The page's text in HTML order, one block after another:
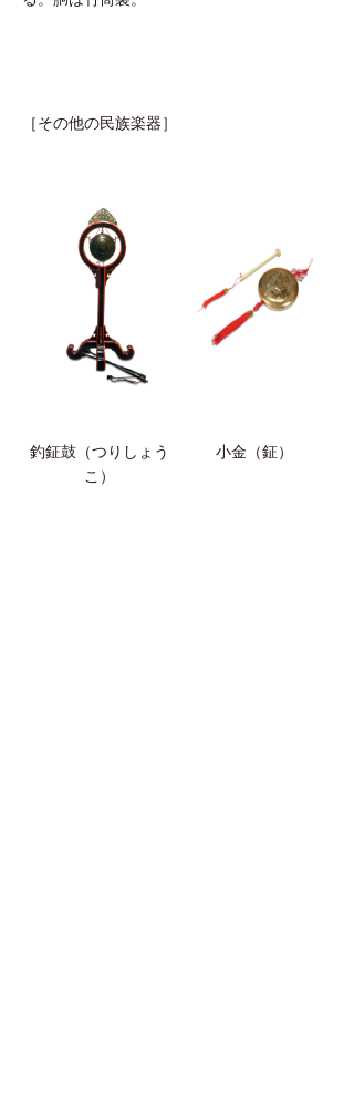
［その他の民族楽器］
釣鉦鼓（つりしょう
こ）
小金（鉦）